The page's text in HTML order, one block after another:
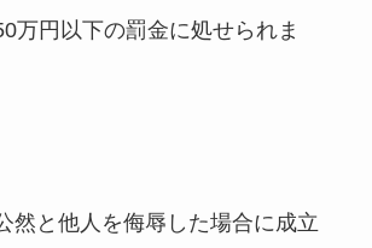
万円以下の罰金に処せられま
然と他人を侮辱した場合に成立